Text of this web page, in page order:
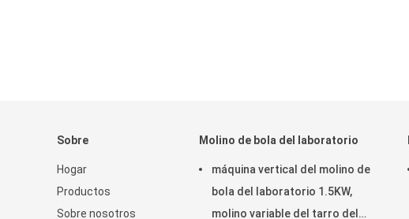
Sobre
Hogar
Productos
Sobre nosotros
Molino de bola del laboratorio
máquina vertical del molino de
bola del laboratorio 1.5KW,
molino variable del tarro del